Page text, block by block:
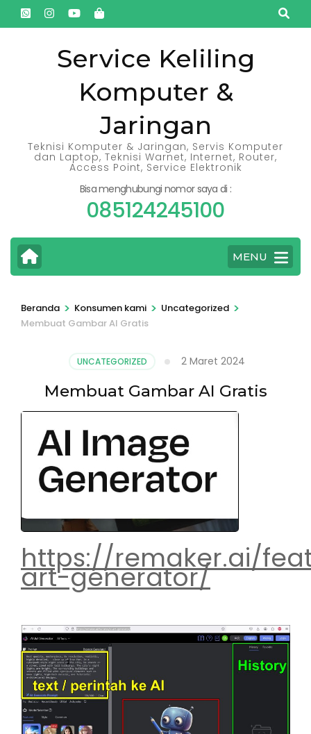
Lompat
ke
Service Keliling
Komputer &
Jaringan
Teknisi Komputer & Jaringan, Servis Komputer
dan Laptop, Teknisi Warnet, Internet, Router,
Access Point, Service Elektronik
Bisa menghubungi nomor saya di :
085124245100
MENU
Beranda > Konsumen kami > Uncategorized >
Membuat Gambar AI Gratis
UNCATEGORIZED 2 Maret 2024
Membuat Gambar AI Gratis
https://remaker.ai/
art-generator/